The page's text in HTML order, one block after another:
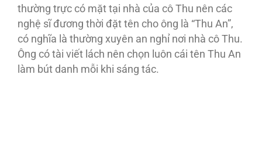
thường trực có mặt tại nhà của cô Thu nên các
nghệ sĩ đương thời đặt tên cho ông là “Thu An”,
có nghĩa là thường xuyên an nghỉ nơi nhà cô Thu.
Ông có tài viết lách nên chọn luôn cái tên Thu An
làm bút danh mỗi khi sáng tác.